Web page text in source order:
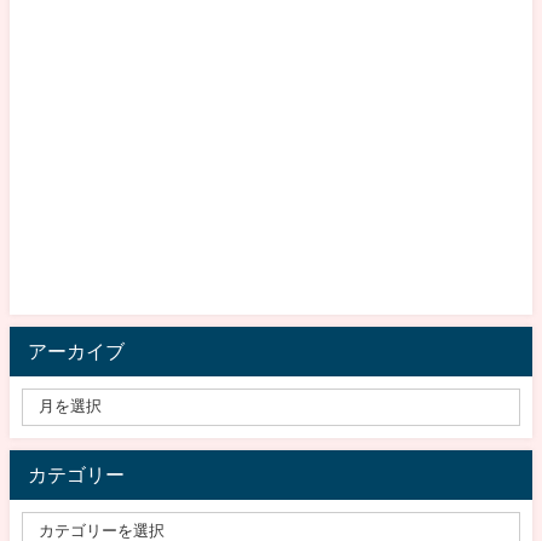
アーカイブ
カテゴリー